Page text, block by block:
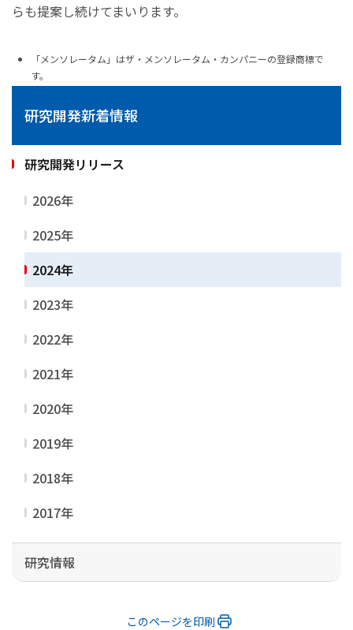
らも提案し続けてまいります。
「メンソレータム」はザ・メンソレータム・カンパニーの登録商標で
す。
研究開発新着情報
研究開発リリース
2026年
2025年
2024年
2023年
2022年
2021年
2020年
2019年
2018年
2017年
研究情報
このページを印刷